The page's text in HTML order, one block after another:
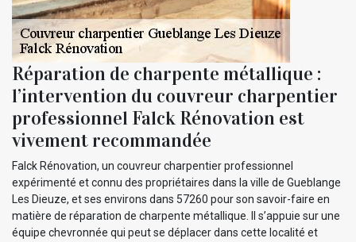
Réparation de charpente métallique :
l’intervention du couvreur charpentier
professionnel Falck Rénovation est
vivement recommandée
Falck Rénovation, un couvreur charpentier professionnel
expérimenté et connu des propriétaires dans la ville de Gueblange
Les Dieuze, et ses environs dans 57260 pour son savoir-faire en
matière de réparation de charpente métallique. Il s’appuie sur une
équipe chevronnée qui peut se déplacer dans cette localité et